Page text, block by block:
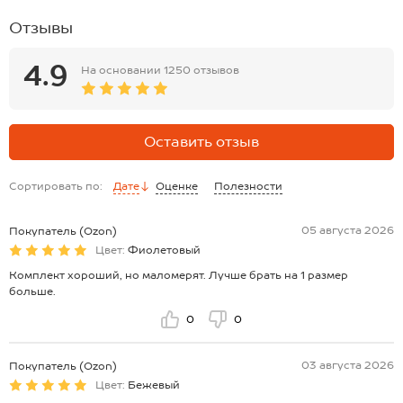
Топ: длина: 24 см; ширина: 29 см.
бедрам: 29 см.
*замеры выборочные, могут незначительно отличаться.
Отзывы
4.9 На основании 1250 отзывов
Оставить отзыв
Сортировать по: Дате Оценке Полезности
Покупатель (Ozon)
05 августа 2026
Цвет: Фиолетовый
Комплект хороший, но маломерят. Лучше брать на 1 размер
больше.
0 0
Покупатель (Ozon)
03 августа 2026
Цвет: Бежевый